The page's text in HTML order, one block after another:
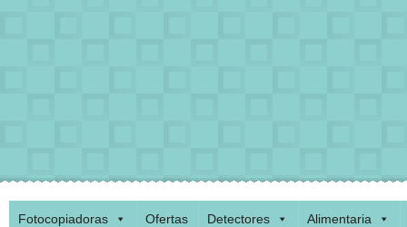
Fotocopiadoras Ofertas Detectores Alimentaria